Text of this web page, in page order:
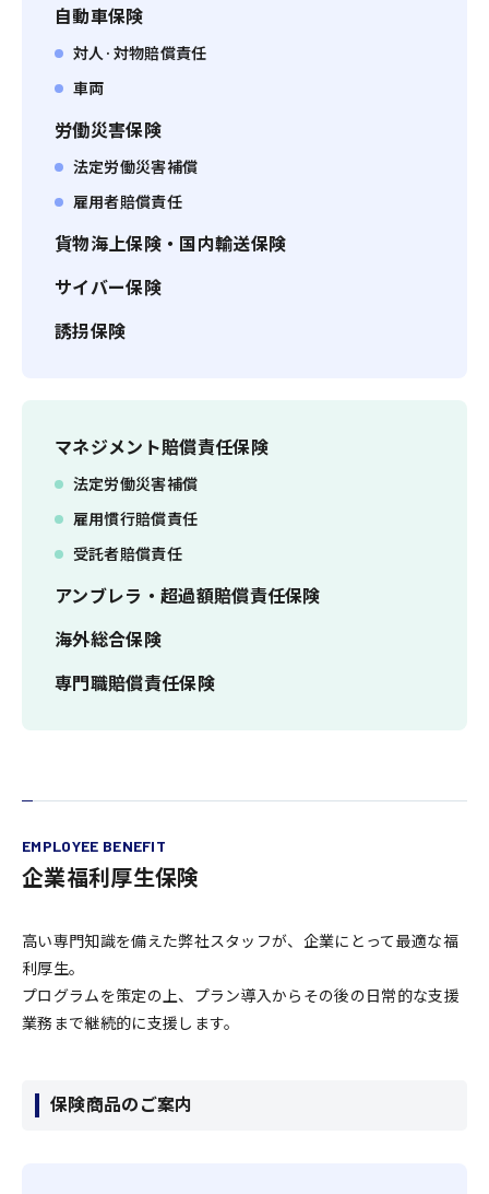
自動車保険
対人·対物賠償責任
車両
労働災害保険
法定労働災害補償
雇用者賠償責任
貨物海上保険・国内輸送保険
サイバー保険
誘拐保険
マネジメント賠償責任保険
法定労働災害補償
雇用慣行賠償責任
受託者賠償責任
アンブレラ・超過額賠償責任保険
海外総合保険
専門職賠償責任保険
EMPLOYEE BENEFIT
企業​福利厚生保険
高い専門知識を備えた弊社スタッフが、企業にとって最適な福
利厚生。
プログラムを策定の上、プラン導入からその後の日常的な支援
業務まで継続的に支援します。
保険商品のご案内